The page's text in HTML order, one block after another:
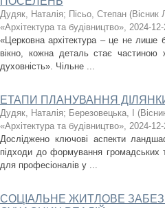
Дудяк, Наталія; Пісьо, Степан (Вісник
«Архітектура та будівництво», 2024-
«Церковна архітектура – це не
вікно, кожна деталь стає частиною
духовність». Чільне ...
ЕТАПИ ПЛАНУВАННЯ
Дудяк, Наталія; Березовецька, І (
«Архітектура та будівництво», 2024-
Досліджено ключові аспекти
підходи до формування громадських
для професіоналів у ...
СОЦІАЛЬНЕ ЖИТЛОВЕ